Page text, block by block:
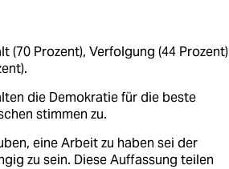
(70 Prozent), Verfolgung (44 Prozent)
die Demokratie für die beste
stimmen zu.
eine Arbeit zu haben sei der
zu sein. Diese Auffassung teilen